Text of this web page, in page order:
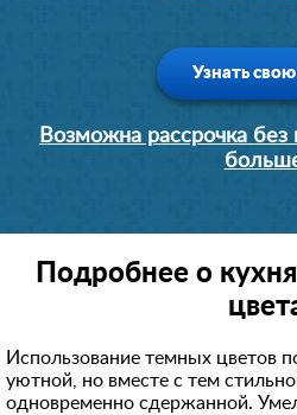
Узнать
Возможна рассрочка
Подробнее о
Использование темных цветов
уютной, но вместе с тем
одновременно сдержанной.